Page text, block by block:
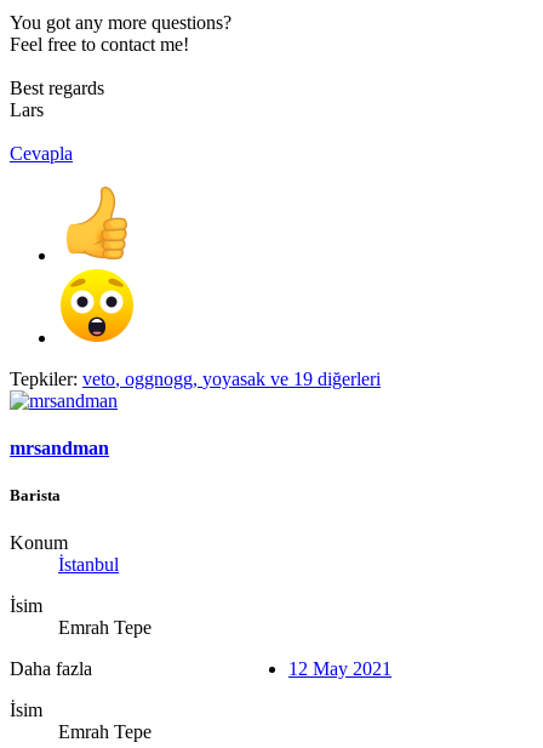
You got any more questions?
Feel free to contact me!
Best regards
Lars
Cevapla
Tepkiler: veto, oggnogg, yoyasak ve 19 diğerleri
mrsandman
Barista
Konum
İstanbul
İsim
Emrah Tepe
Daha fazla
İsim
Emrah Tepe
12 May 2021